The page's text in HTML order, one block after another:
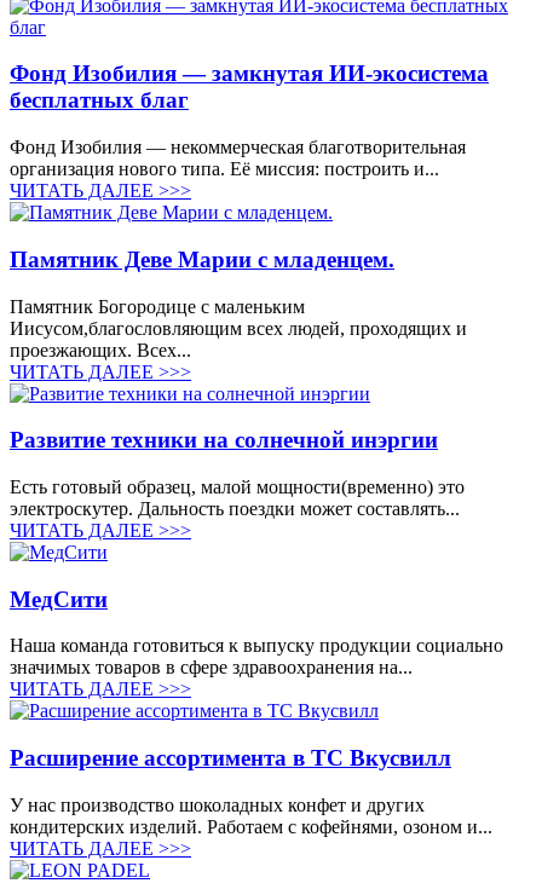
Фонд Изобилия — замкнутая ИИ-экосистема
бесплатных благ
Фонд Изобилия — некоммерческая благотворительная
организация нового типа. Её миссия: построить и...
ЧИТАТЬ ДАЛЕЕ >>>
Памятник Деве Марии с младенцем.
Памятник Богородице с маленьким
Иисусом,благословляющим всех людей, проходящих и
проезжающих. Всех...
ЧИТАТЬ ДАЛЕЕ >>>
Развитие техники на солнечной инэргии
Есть готовый образец, малой мощности(временно) это
электроскутер. Дальность поездки может составлять...
ЧИТАТЬ ДАЛЕЕ >>>
МедСити
Наша команда готовиться к выпуску продукции социально
значимых товаров в сфере здравоохранения на...
ЧИТАТЬ ДАЛЕЕ >>>
Расширение ассортимента в ТС Вкусвилл
У нас производство шоколадных конфет и других
кондитерских изделий. Работаем с кофейнями, озоном и...
ЧИТАТЬ ДАЛЕЕ >>>